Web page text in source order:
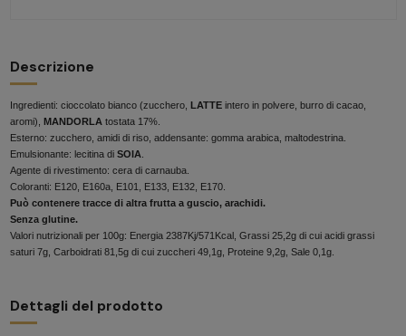
Descrizione
Ingredienti: cioccolato bianco (zucchero, LATTEintero in polvere, burro di cacao,
aromi), MANDORLA tostata 17%.
Esterno: zucchero, amidi di riso, addensante: gomma arabica, maltodestrina.
Emulsionante: lecitina di SOIA
Agente di rivestimento: cera di carnauba.
Coloranti: E120, E160a, E101, E133, E132, E170.
Può contenere tracce di altra frutta a guscio, arachidi.
Senza glutine.
Valori nutrizionali per 100g: Energia 2387Kj/571Kcal, Grassi 25,2g di cui acidi grassi
saturi 7g, Carboidrati 81,5g di cui zuccheri 49,1g, Proteine 9,2g, Sale 0,1g.
Dettagli del prodotto